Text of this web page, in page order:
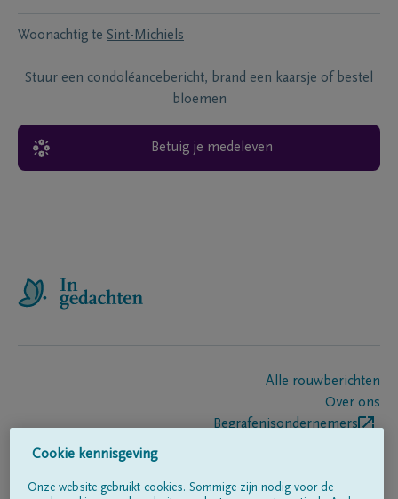
Woonachtig te Sint-Michiels
Stuur een condoléancebericht, brand een kaarsje of bestel
bloemen
Betuig je medeleven
Alle rouwberichten
Over ons
Begrafenisondernemers
Cookie kennisgeving
Onze website gebruikt cookies. Sommige zijn nodig voor de